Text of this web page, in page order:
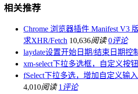
相关推荐
Chrome 浏览器插件 Manifest V3
求XHR/Fetch 10,636阅读 0评论
laydate设置开始日期/结束日期控
xm-select下拉多选框，自定义按
fSelect下拉多选，增加自定义输
4,010阅读 1 评论